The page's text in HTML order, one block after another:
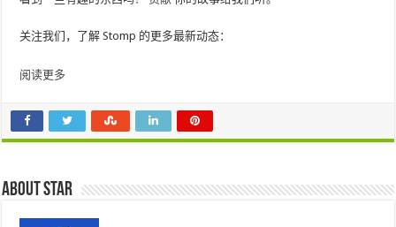
关注我们，了解 Stomp 的更多最新动态：
阅读更多
About star